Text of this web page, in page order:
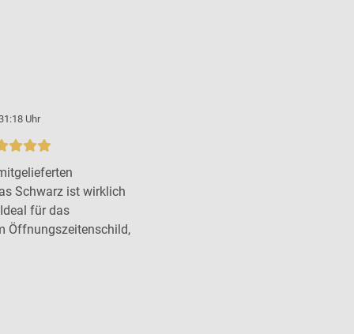
Uhr
Schwarz ist wirklich
für das
Öffnungszeitenschild,